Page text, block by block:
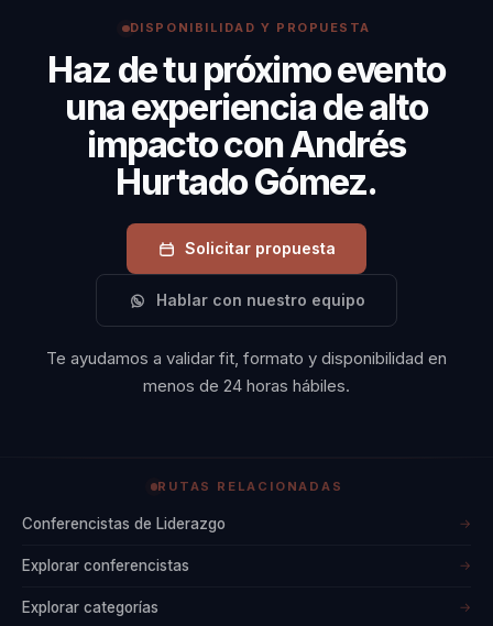
corporativas ambiciosas.
DISPONIBILIDAD Y PROPUESTA
Haz de tu próximo evento
una experiencia de alto
impacto con Andrés
Hurtado Gómez.
Solicitar propuesta
Hablar con nuestro equipo
Te ayudamos a validar fit, formato y disponibilidad en
menos de 24 horas hábiles.
RUTAS RELACIONADAS
Conferencistas de Liderazgo →
Explorar conferencistas →
Explorar categorías →